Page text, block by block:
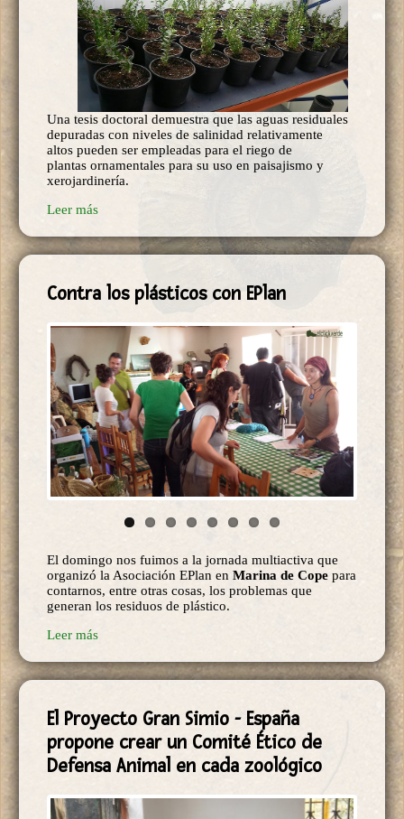
Una tesis doctoral demuestra que las aguas residuales
depuradas con niveles de salinidad relativamente
altos pueden ser empleadas para el riego de
plantas ornamentales para su uso en paisajismo y
xerojardinería.
Leer más
Contra los plásticos con EPlan
El domingo nos fuimos a la jornada multiactiva que
contarnos, entre otras cosas, los problemas que
generan los residuos de plástico.
Leer más
El Proyecto Gran Simio - España
propone crear un Comité Ético de
Defensa Animal en cada zoológico